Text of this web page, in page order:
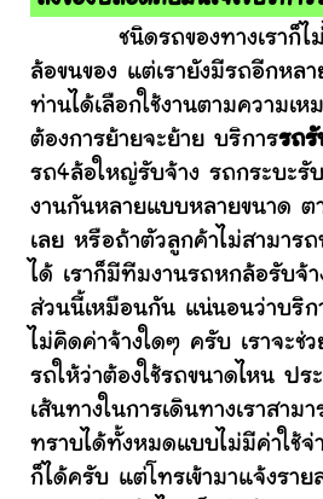
ชนิดรถของทางเราก็ไม่ไ
ล้อขนของ แต่เรายังมีรถอีกหล
ท่านได้เลือกใช้งานตามความเ
ต้องการย้ายจะย้าย บริการรถ
รถ4ล้อใหญ่รับจ้าง รถกระบะรับ
งานกันหลายแบบหลายขนาด ต
เลย หรือถ้าตัวลูกค้าไม่สามาร
ได้ เราก็มีทีมงานรถหกล้อรับจ้า
ส่วนนี้เหมือนกัน แน่นอนว่าบริก
ไม่คิดค่าจ้างใดๆ ครับ เราจะช่
รถให้ว่าต้องใช้รถขนาดไหน ปร
เส้นทางในการเดินทางเราสาม
ทราบได้ทั้งหมดแบบไม่มีค่าใช้จ่
ก็ได้ครับ แต่โทรเข้ามาแจ้งราย